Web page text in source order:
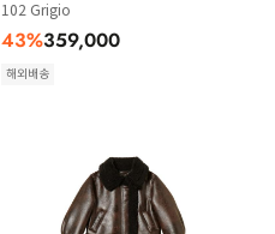
102 Grigio
43%359,000
해외배송